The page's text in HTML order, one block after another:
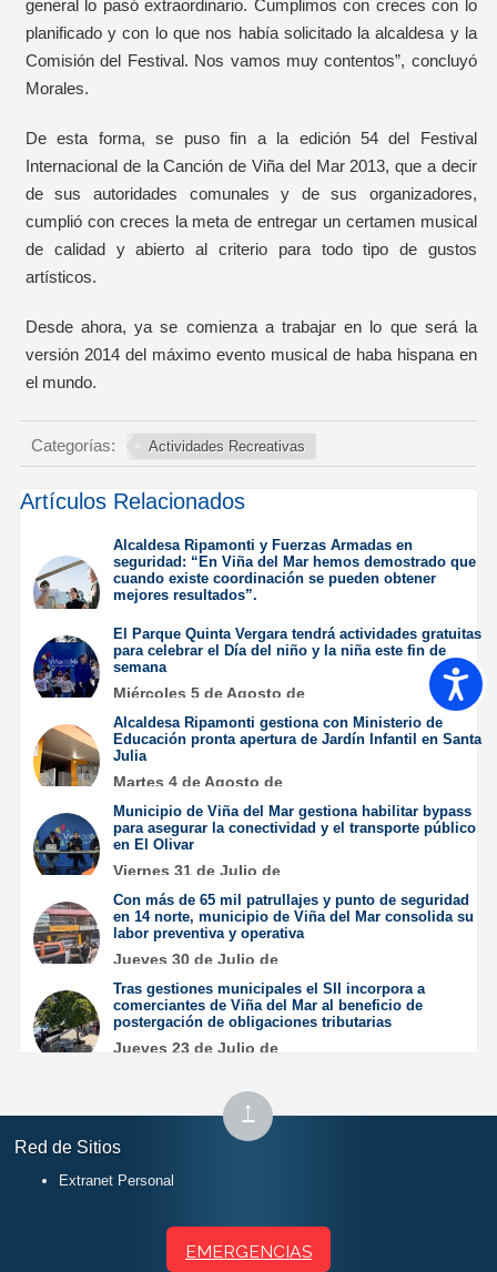
general lo pasó extraordinario. Cumplimos con creces con lo
planificado y con lo que nos había solicitado la alcaldesa y la
Comisión del Festival. Nos vamos muy contentos”, concluyó
Morales.
De esta forma, se puso fin a la edición 54 del Festival
Internacional de la Canción de Viña del Mar 2013, que a decir
de sus autoridades comunales y de sus organizadores,
cumplió con creces la meta de entregar un certamen musical
de calidad y abierto al criterio para todo tipo de gustos
artísticos.
Desde ahora, ya se comienza a trabajar en lo que será la
versión 2014 del máximo evento musical de haba hispana en
el mundo.
Categorías: Actividades Recreativas
Artículos Relacionados
Alcaldesa Ripamonti y Fuerzas Armadas en
seguridad: “En Viña del Mar hemos demostrado que
cuando existe coordinación se pueden obtener
mejores resultados”.
2026
El Parque Quinta Vergara tendrá actividades gratuitas
para celebrar el Día del niño y la niña este fin de
semana
Miércoles 5 de Agosto de
Alcaldesa Ripamonti gestiona con Ministerio de
Educación pronta apertura de Jardín Infantil en Santa
Julia
Martes 4 de Agosto de
Municipio de Viña del Mar gestiona habilitar bypass
para asegurar la conectividad y el transporte público
en El Olivar
Viernes 31 de Julio de
Con más de 65 mil patrullajes y punto de seguridad
en 14 norte, municipio de Viña del Mar consolida su
labor preventiva y operativa
Jueves 30 de Julio de
Tras gestiones municipales el SII incorpora a
comerciantes de Viña del Mar al beneficio de
postergación de obligaciones tributarias
Jueves 23 de Julio de
↑ Subir
al
Red de Sitios
Extranet Personal
EMERGENCIAS